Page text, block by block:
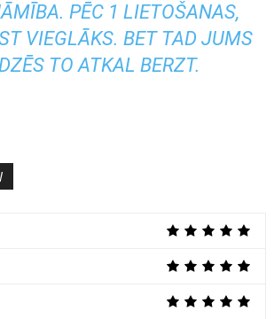
PĒC 1 LIETOŠANAS,
VIEGLĀKS. BET TAD JUMS
TO ATKAL BERZT.